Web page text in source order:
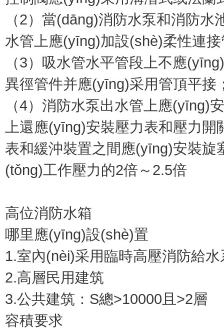
（2）當(dāng)消防水泵和消防水
水管上應(yīng)加設(shè)柔性連接
（3）吸水管水平管段上不應(yīng)
異徑管件并應(yīng)采用管頂平接
（4）消防水泵出水管上應(yīng)
上還應(yīng)安裝壓力表和壓力開
表和緩沖裝置之間應(yīng)安裝旋
(tǒng)工作壓力的2倍～2.5倍
高位消防水箱
哪里應(yīng)設(shè)置
1.室內(nèi)采用臨時高壓消防給
2.高層民用建筑
3.公共建筑：S總>10000且>2層
容積要求